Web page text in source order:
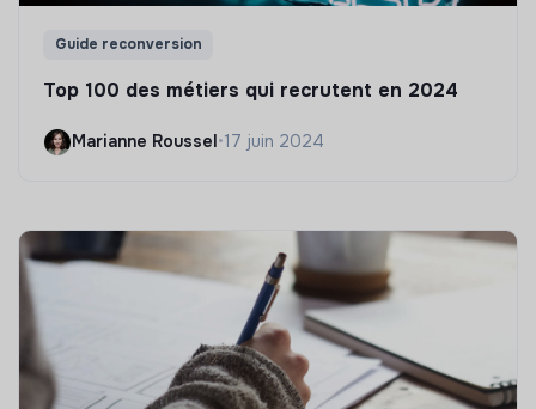
Guide reconversion
Top 100 des métiers qui recrutent en 2024
Marianne Roussel•17 juin 2024